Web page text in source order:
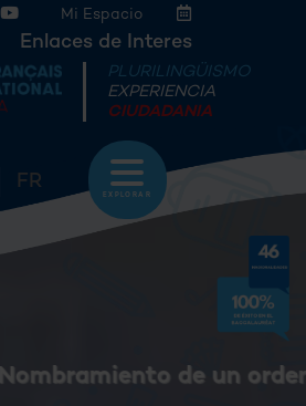
Mi Espacio
PLURILINGÜISMO
EXPERIENCIA
CIUDADANIA
FR
EXPLORAR
Enlaces de Interes
secundario en